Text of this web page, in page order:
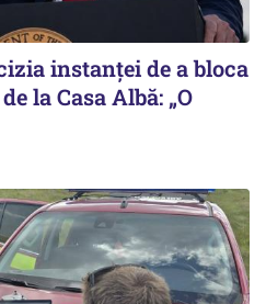
instanţei de a bloca
la Casa Albă: „O